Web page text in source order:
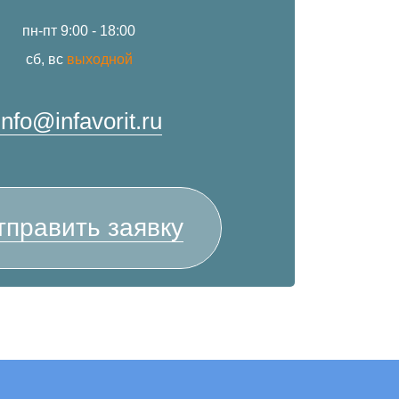
пн-пт 9:00 - 18:00
сб, вс выходной
заявку